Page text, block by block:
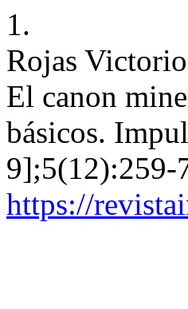
1.
Rojas
El canon
básicos.
9];5(12):259-
https://